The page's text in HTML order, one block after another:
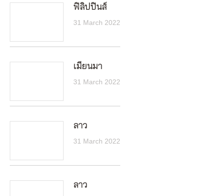
ฟิลิปปินส์
31 March 2022
เมียนมา
31 March 2022
ลาว
31 March 2022
ลาว